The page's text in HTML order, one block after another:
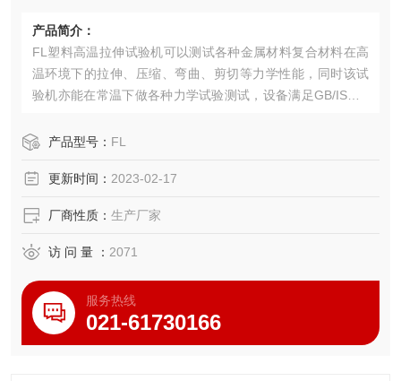
产品简介：
FL塑料高温拉伸试验机可以测试各种金属材料复合材料在高
温环境下的拉伸、压缩、弯曲、剪切等力学性能，同时该试
验机亦能在常温下做各种力学试验测试，设备满足GB/ISO/A
产品型号： FL
更新时间： 2023-02-17
厂商性质： 生产厂家
访 问 量 ： 2071
服务热线
021-61730166